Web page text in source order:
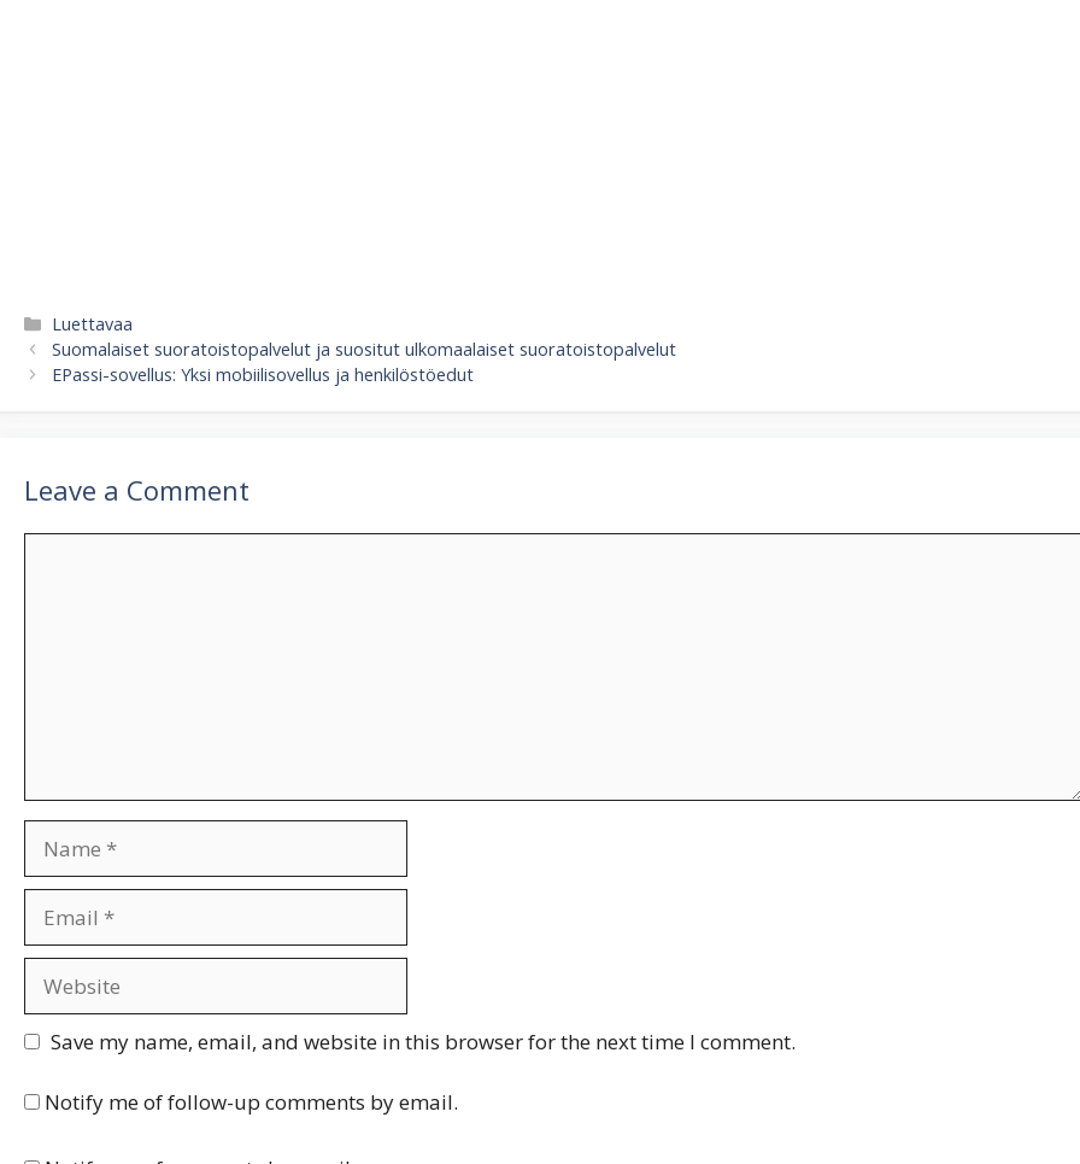
Categories
Luettavaa
Suomalaiset suoratoistopalvelut ja suositut ulkomaalaiset suoratoistopalvelut
EPassi-sovellus: Yksi mobiilisovellus ja henkilöstöedut
Leave a Comment
Save my name, email, and website in this browser for the next time I comment.
Notify me of follow-up comments by email.